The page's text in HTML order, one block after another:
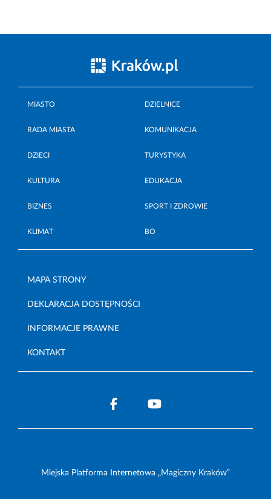
MIASTO DZIELNICE
RADA MIASTA KOMUNIKACJA
DZIECI TURYSTYKA
KULTURA EDUKACJA
BIZNES SPORT I ZDROWIE
KLIMAT BO
MAPA STRONY
DEKLARACJA DOSTĘPNOŚCI
INFORMACJE PRAWNE
KONTAKT
Miejska Platforma Internetowa „Magiczny Kraków”